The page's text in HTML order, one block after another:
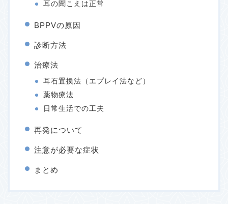
耳の聞こえは正常
BPPVの原因
診断方法
治療法
耳石置換法（エプレイ法など）
薬物療法
日常生活での工夫
再発について
注意が必要な症状
まとめ